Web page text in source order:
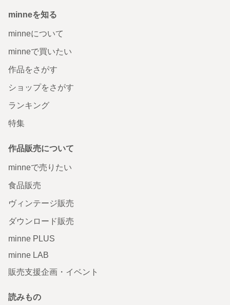
minneを知る
minneについて
minneで買いたい
作品をさがす
ショップをさがす
ランキング
特集
作品販売について
minneで売りたい
食品販売
ヴィンテージ販売
ダウンロード販売
minne PLUS
minne LAB
販売支援企画・イベント
読みもの